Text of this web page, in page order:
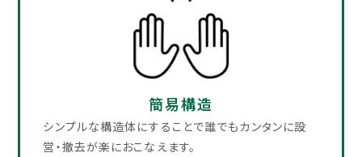
簡易構造
シンプルな構造体にすることで誰でもカンタンに設
営・撤去が楽におこなえます。​